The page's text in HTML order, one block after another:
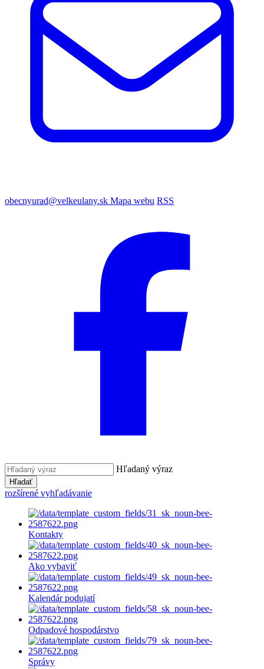
obecnyurad@velkeulany.sk Mapa webu RSS
Hľadaný výraz
Hľadať
rozšírené vyhľadávanie
Kontakty
Ako vybaviť
Kalendár podujatí
Odpadové hospodárstvo
Správy